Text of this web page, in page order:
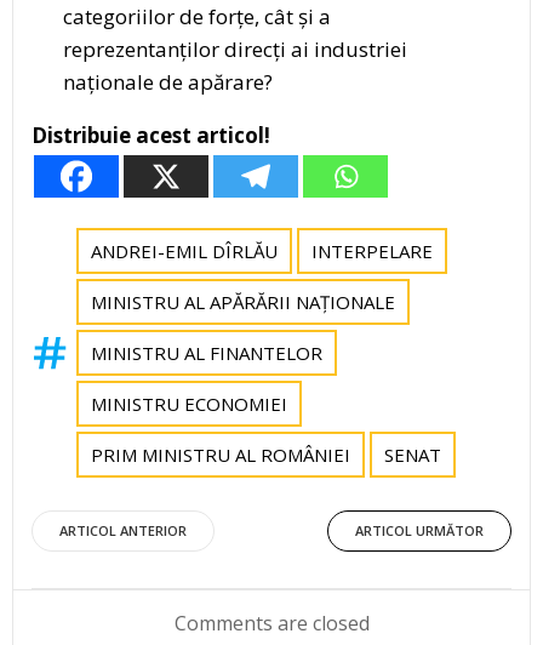
categoriilor de forțe, cât și a
reprezentanților direcți ai industriei
naționale de apărare?
Distribuie acest articol!
ANDREI-EMIL DÎRLĂU INTERPELARE
MINISTRU AL APĂRĂRII NAȚIONALE
MINISTRU AL FINANTELOR
MINISTRU ECONOMIEI
PRIM MINISTRU AL ROMÂNIEI SENAT
Post
navigation
ARTICOL ANTERIOR
Post
navigation
ARTICOL URMĂTOR
Comments are closed